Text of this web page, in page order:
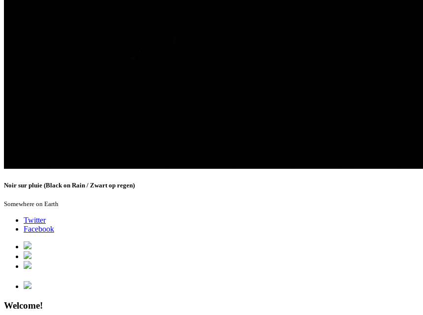
Noir sur pluie (Black on Rain / Zwart op regen)
Somewhere on Earth
Twitter
Facebook
Welcome!